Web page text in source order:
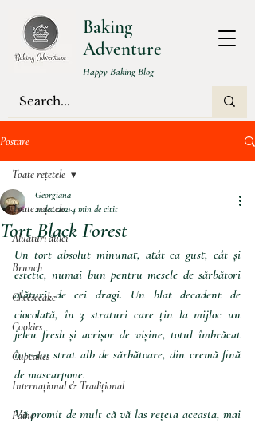
Baking
Adventure
Happy Baking Blog
Postare
Toate rețetele
Aluaturi dulci
Brunch
Cheesecake
Cookies
Cupcakes
Internațional & Tradițional
Pâine
Toate rețetele
Tort Black Forest
Georgiana
21 dec. 20214 min de citit
Un tort absolut minunat, atât ca gust, cât și
estetic, numai bun pentru mesele de sărbători
alături de cei dragi. Un blat decadent de
ciocolată, în 3 straturi care țin la mijloc un
jeleu fresh și acrișor de vișine, totul îmbrăcat
într-un strat alb de sărbătoare, din cremă fină
de mascarpone.
Vă promit de mult că vă las rețeta aceasta, mai